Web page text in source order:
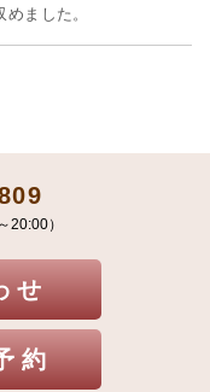
ました。
20:00）
せ
約